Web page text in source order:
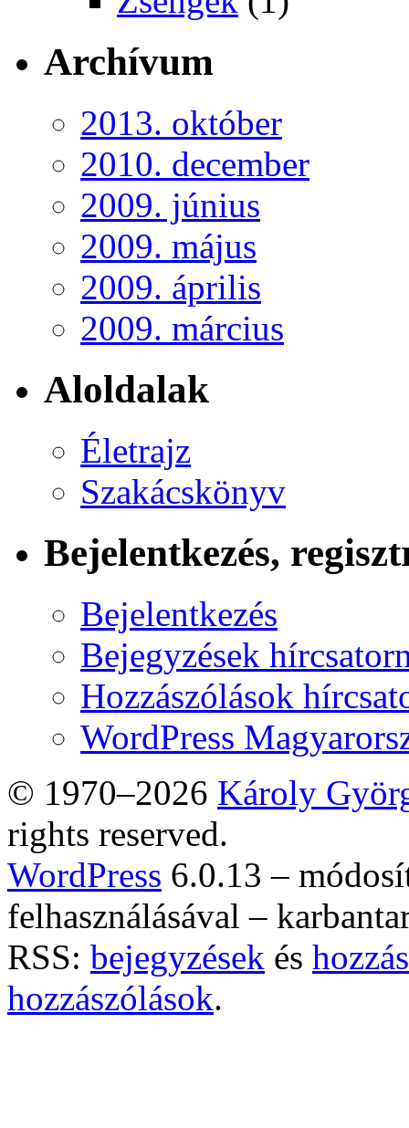
Archívum
2013. október
2010. december
2009. június
2009. május
2009. április
2009. március
Aloldalak
Életrajz
Szakácskönyv
Bejelentkezés,
Bejelentkezés
Bejegyzések
Hozzászólások
WordPress
© 1970–2026 Károly
rights reserved.
WordPress 6.0.13 –
felhasználásával –
RSS: bejegyzések és
hozzászólások.